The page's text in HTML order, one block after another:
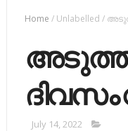
Home /Unlabelled /
അടുത്ത
July 14, 2022